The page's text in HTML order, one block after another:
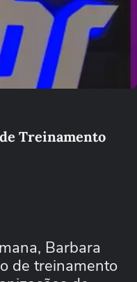
o vídeo
Treinamento
Barbara
de treinamento